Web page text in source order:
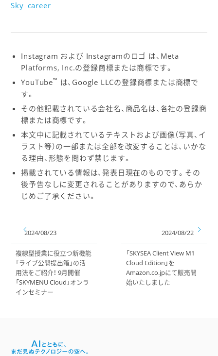
Sky_career_
Instagram および Instagramのロゴ は、Meta
Platforms, Inc.の登録商標または商標です。
YouTube™ は、Google LLCの登録商標または商標で
す。
その他記載されている会社名、商品名は、各社の登録商
標または商標です。
本文中に記載されているテキストおよび画像（写真、イ
ラスト等）の一部または全部を改変することは、いかな
る理由、形態を問わず禁じます。
掲載されている情報は、発表日現在のものです。その
後予告なしに変更されることがありますので、あらか
じめご了承ください。
2024/08/23
複線型授業に役立つ新機能
「ライブ公開提出箱」の活
用法をご紹介！ 9月開催
「SKYMENU Cloud」オンラ
インセミナー
2024/08/22
「SKYSEA Client View M1
Cloud Edition」を
Amazon.co.jpにて販売開
始いたしました